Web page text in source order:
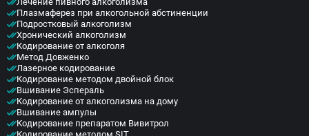
Дедовск
Электрогорск
Луховицы
Лосино-Петровский
Красноармейск
Волоколамск
Озёры
Старая Купавна
Кубинка
Голицыно
Плазмаферез при алкогольной абстиненции
Подростковый алкоголизм
Хронический алкоголизм
Кодирование от алкоголя
Метод Довженко
Лазерное кодирование
Кодирование методом двойной блок
Вшивание Эспераль
Кодирование от алкоголизма на дому
Вшивание ампулы
Кодирование препаратом Вивитрол